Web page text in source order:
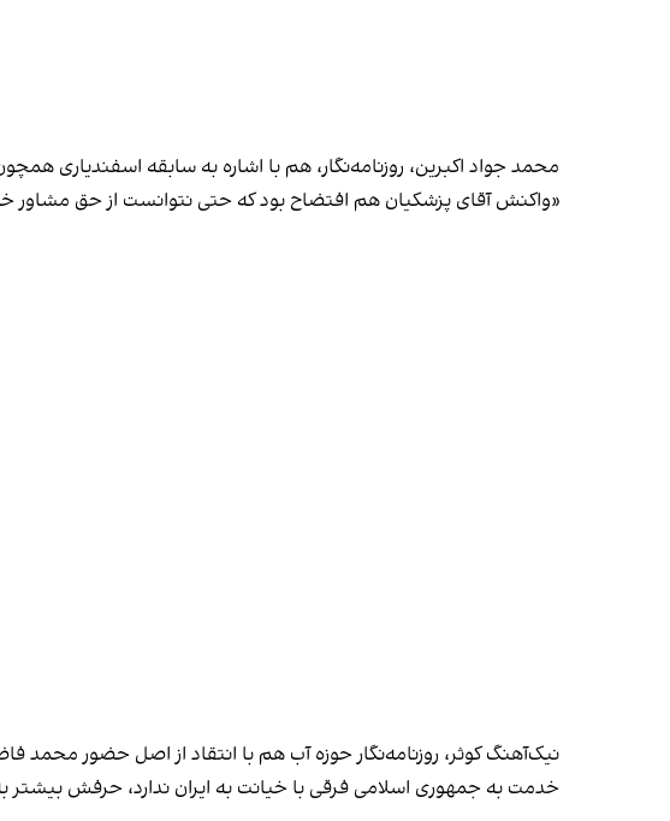
محمد جواد اکبرین، روزنامه‌نگار، هم با اشاره به سابقه اسفندیاری
«واکنش آقای پزشکیان هم افتضاح بود که حتی نتوانست از حق مشاور
نیک‌آهنگ کوثر، روزنامه‌نگار حوزه آب هم با انتقاد از اصل حضور
خدمت به جمهوری اسلامی فرقی با خیانت به ایران ندارد، حرفش